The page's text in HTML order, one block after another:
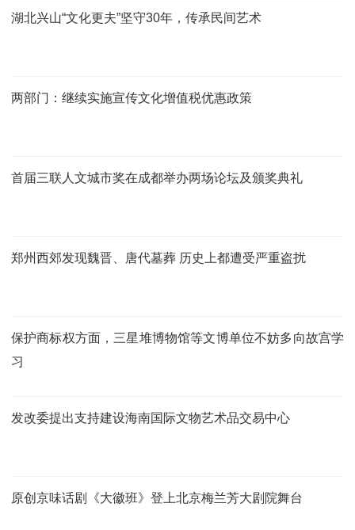
湖北兴山“文化更夫”坚守30年，传承民间艺术
两部门：继续实施宣传文化增值税优惠政策
首届三联人文城市奖在成都举办两场论坛及颁奖典礼
郑州西郊发现魏晋、唐代墓葬 历史上都遭受严重盗扰
保护商标权方面，三星堆博物馆等文博单位不妨多向故宫学
习
发改委提出支持建设海南国际文物艺术品交易中心
原创京味话剧《大徽班》登上北京梅兰芳大剧院舞台